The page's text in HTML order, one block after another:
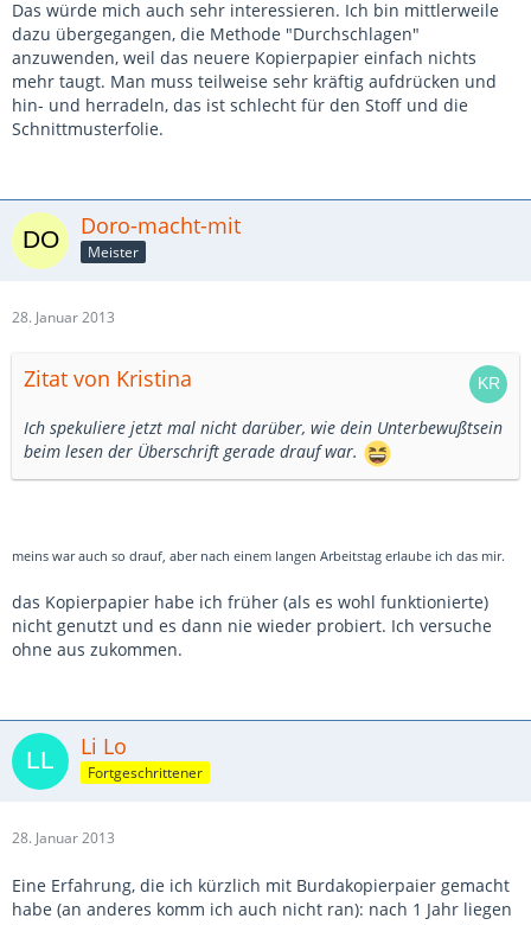
Das würde mich auch sehr interessieren. Ich bin mittlerweile
dazu übergegangen, die Methode "Durchschlagen"
anzuwenden, weil das neuere Kopierpapier einfach nichts
mehr taugt. Man muss teilweise sehr kräftig aufdrücken und
hin- und herradeln, das ist schlecht für den Stoff und die
Schnittmusterfolie.
Doro-macht-mit
Meister
28. Januar 2013
Zitat von Kristina
Ich spekuliere jetzt mal nicht darüber, wie dein Unterbewußtsein
beim lesen der Überschrift gerade drauf war.
meins war auch so drauf, aber nach einem langen Arbeitstag erlaube ich das mir.
das Kopierpapier habe ich früher (als es wohl funktionierte)
nicht genutzt und es dann nie wieder probiert. Ich versuche
ohne aus zukommen.
Li Lo
Fortgeschrittener
28. Januar 2013
Eine Erfahrung, die ich kürzlich mit Burdakopierpaier gemacht
habe (an anderes komm ich auch nicht ran): nach 1 Jahr liegen